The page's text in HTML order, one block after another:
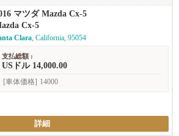
マツダ Mazda Cx-5
Cx-5
Clara, California, 95054
支払総額 :
USドル 14,000.00
[車体価格] 14000
詳細